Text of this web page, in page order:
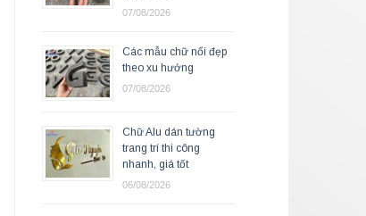
07/08/2026
Các mẫu chữ nổi đẹp
theo xu hướng
07/08/2026
Chữ Alu dán tường
trang trí thi công
nhanh, giá tốt
06/08/2026